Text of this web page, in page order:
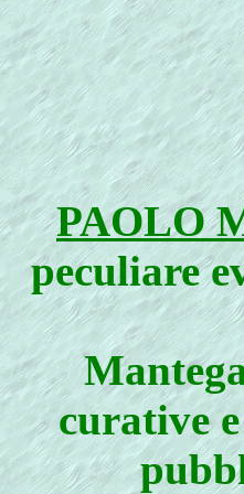
PAOLO
peculiare
curative